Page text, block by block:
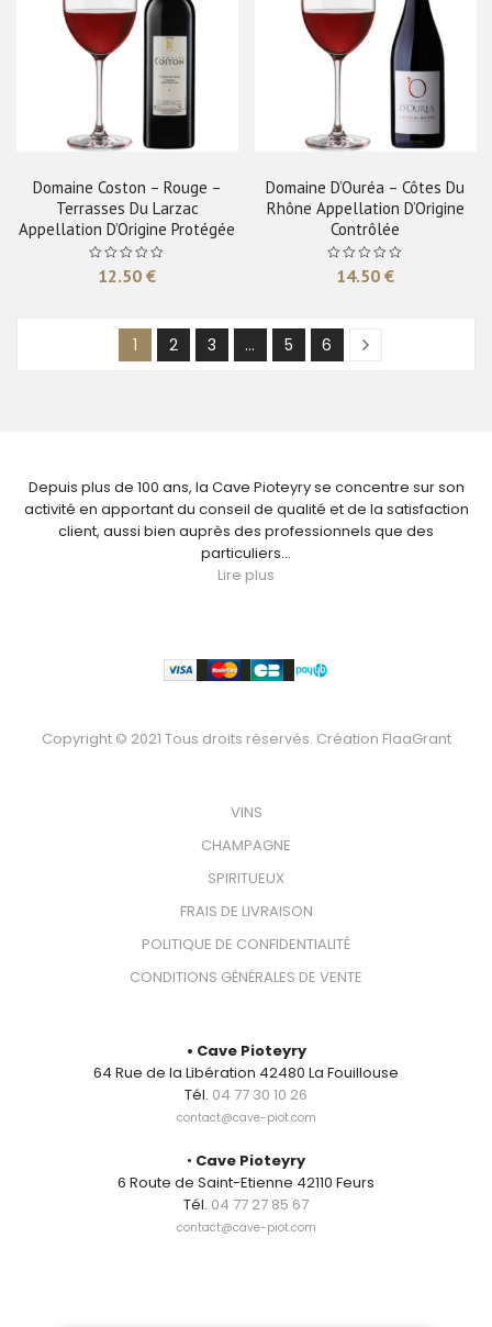
Domaine Coston – Rouge –
Terrasses Du Larzac
Appellation D’Origine Protégée
12.50 €
Domaine D’Ouréa – Côtes Du
Rhône Appellation D’Origine
Contrôlée
14.50 €
1 2 3 … 5 6
Depuis plus de 100 ans, la Cave Pioteyry se concentre sur son
activité en apportant du conseil de qualité et de la satisfaction
client, aussi bien auprès des professionnels que des
particuliers...
Lire plus
Copyright © 2021 Tous droits réservés. Création FlaaGrant
VINS
CHAMPAGNE
SPIRITUEUX
FRAIS DE LIVRAISON
POLITIQUE DE CONFIDENTIALITÉ
CONDITIONS GÉNÉRALES DE VENTE
• Cave Pioteyry
64 Rue de la Libération 42480 La Fouillouse
Tél. 04 77 30 10 26
contact@cave-piot.com
• Cave Pioteyry
6 Route de Saint-Etienne 42110 Feurs
Tél. 04 77 27 85 67
contact@cave-piot.com